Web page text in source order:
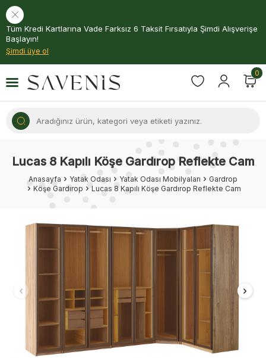
Tüm Kredi Kartlarına Vade Farksız 6 Taksit Fırsatıyla Şimdi Alışverişe
Başlayın!
Şimdi üye ol
0
Lucas 8 Kapılı Köşe Gardırop Reflekte Cam
Anasayfa Yatak Odası Yatak Odası Mobilyaları
Gardrop
Köşe Gardırop
Lucas 8 Kapılı Köşe Gardırop Reflekte Cam